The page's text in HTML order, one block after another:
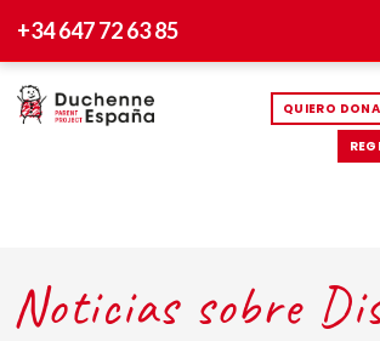
+34 647 72 63 85
QUIERO
Noticias sobre